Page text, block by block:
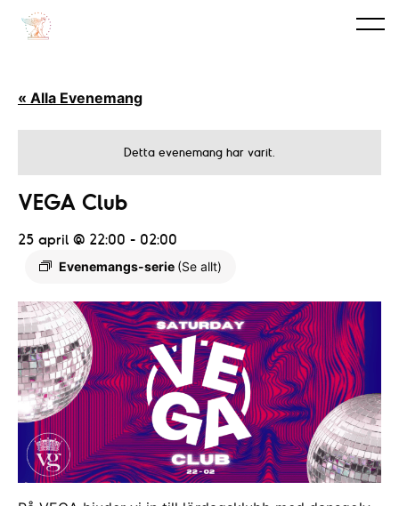
« Alla Evenemang
Detta evenemang har varit.
VEGA Club
25 april @ 22:00 - 02:00
Evenemangs-serie (Se allt)